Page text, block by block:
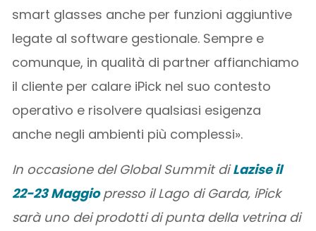
smart glasses anche per funzioni aggiuntive
legate al software gestionale. Sempre e
comunque, in qualità di partner affianchiamo
il cliente per calare iPick nel suo contesto
operativo e risolvere qualsiasi esigenza
anche negli ambienti più complessi».
In occasione del Global Summit diLazise il
22-23 Maggiopresso il Lago di Garda, iPick
sarà uno dei prodotti di punta della vetrina di